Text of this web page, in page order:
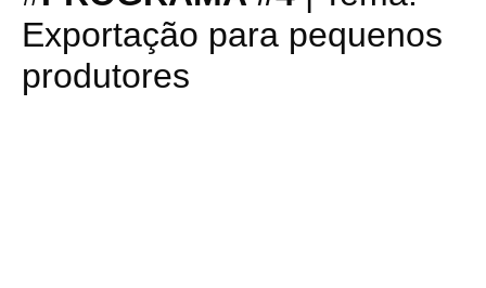
Exportação para pequenos
produtores